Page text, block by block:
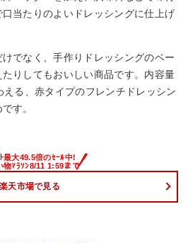
当たりのよいドレッシングに仕上げ
でなく、手作りドレッシングのベー
りしてもおいしい商品です。内容量
る、赤タイプのフレンチドレッシン
す。
楽天市場で見る